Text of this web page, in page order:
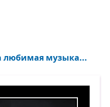
любимая музыка...